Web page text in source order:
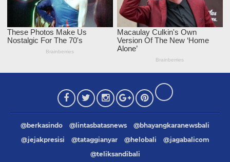
@berkasindo @lintasbatasnews
@bhayangkaranewsbali
@jejakpresisi
@tataggianyar @helobali
@jagabalicom
@teliksandibali